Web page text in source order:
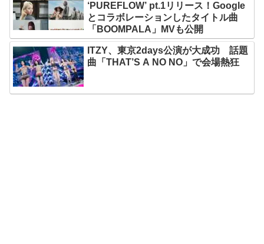
‘PUREFLOW’ pt.1リリース！Google
とコラボレーションしたタイトル曲
「BOOMPALA」MVも公開
ITZY、東京2days公演が大成功 話題
曲「THAT’S A NO NO」で会場熱狂